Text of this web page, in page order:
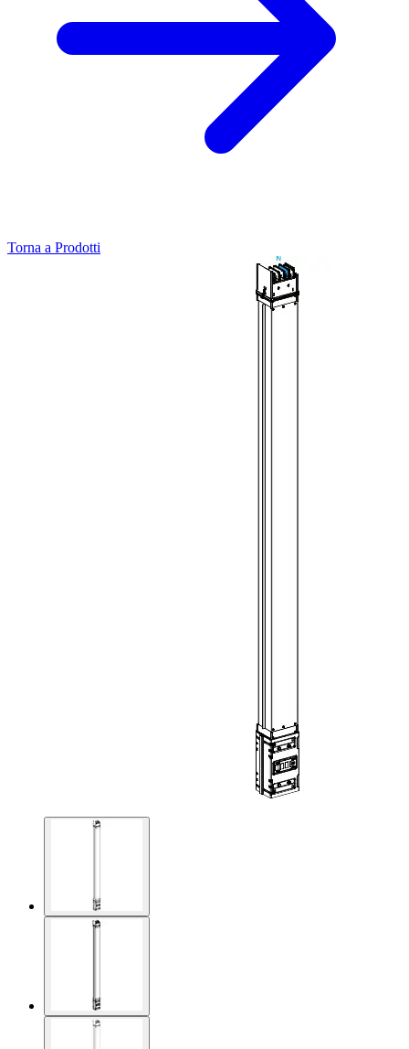
Torna a Prodotti